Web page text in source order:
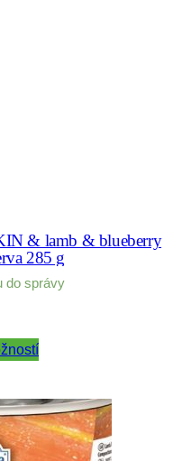
& lamb & blueberry
285 g
do správy